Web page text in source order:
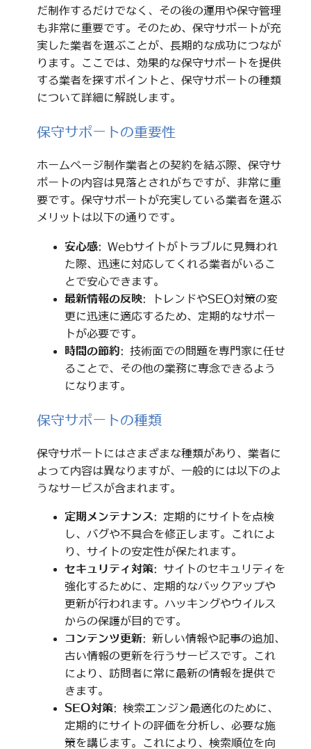
だ制作するだけでなく、その後の運用や保守管理
も非常に重要です。そのため、保守サポートが充
実した業者を選ぶことが、長期的な成功につなが
ります。ここでは、効果的な保守サポートを提供
する業者を探すポイントと、保守サポートの種類
について詳細に解説します。
保守サポートの重要性
ホームページ制作業者との契約を結ぶ際、保守サ
ポートの内容は見落とされがちですが、非常に重
要です。保守サポートが充実している業者を選ぶ
メリットは以下の通りです。
安心感: Webサイトがトラブルに見舞われ
た際、迅速に対応してくれる業者がいるこ
とで安心できます。
最新情報の反映: トレンドやSEO対策の変
更に迅速に適応するため、定期的なサポー
トが必要です。
時間の節約: 技術面での問題を専門家に任せ
ることで、その他の業務に専念できるよう
になります。
保守サポートの種類
保守サポートにはさまざまな種類があり、業者に
よって内容は異なりますが、一般的には以下のよ
うなサービスが含まれます。
定期メンテナンス: 定期的にサイトを点検
し、バグや不具合を修正します。これによ
り、サイトの安定性が保たれます。
セキュリティ対策: サイトのセキュリティを
強化するために、定期的なバックアップや
更新が行われます。ハッキングやウイルス
からの保護が目的です。
コンテンツ更新: 新しい情報や記事の追加、
古い情報の更新を行うサービスです。これ
により、訪問者に常に最新の情報を提供で
きます。
SEO対策: 検索エンジン最適化のために、
定期的にサイトの評価を分析し、必要な施
策を講じます。これにより、検索順位を向